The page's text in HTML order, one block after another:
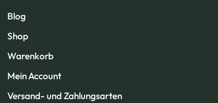
Blog
Shop
Warenkorb
Mein Account
Versand- und Zahlungsarten